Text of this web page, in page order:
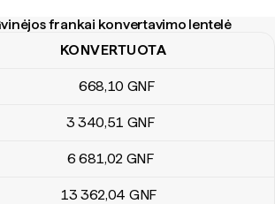
frankai konvertavimo lentelė
frankai konvertavimo lentelė
KONVERTUOTA
668,10 GNF
3 340,51 GNF
6 681,02 GNF
13 362,04 GNF